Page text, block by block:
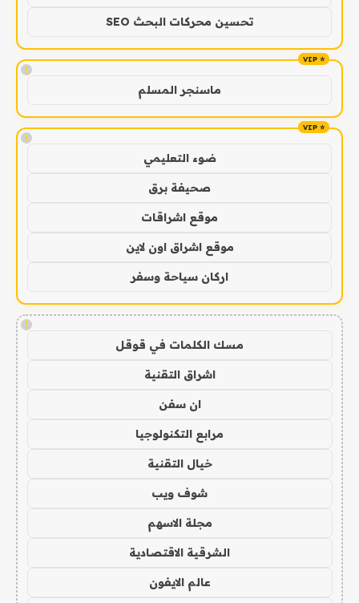
تحسين محركات البحث SEO
!
ماسنجر المسلم
!
ضوء التعليمي
صحيفة برق
موقع اشراقات
موقع اشراق اون لاين
اركان سياحة وسفر
!
مسك الكلمات في قوقل
اشراق التقنية
ان سفن
مرابع التكنولوجيا
خيال التقنية
شوف ويب
مجلة الاسهم
الشرقية الاقتصادية
عالم الايفون